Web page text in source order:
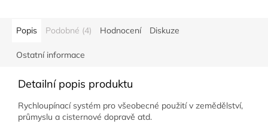
Popis Podobné (4) Hodnocení Diskuze
Ostatní informace
Detailní popis produktu
Rychloupínací systém pro všeobecné použití v zemědělství,
průmyslu a cisternové dopravě atd.